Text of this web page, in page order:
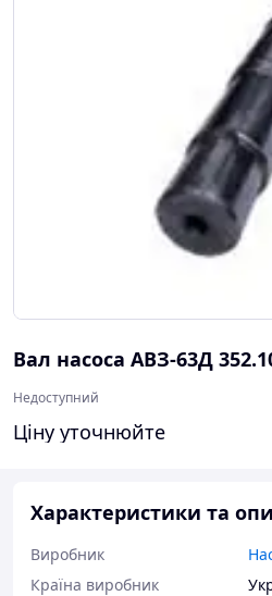
Вал насоса АВЗ-63Д
Недоступний
Ціну уточнюйте
Характеристики та
Виробник
Країна виробник